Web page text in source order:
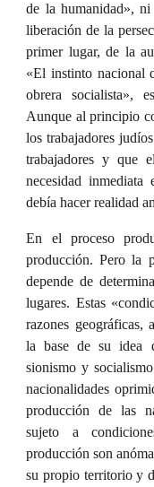
de la humanidad»,
liberación de la
primer lugar, de la
«El instinto nacional
obrera socialista»,
Aunque al principio
los trabajadores
trabajadores y que
necesidad
debía hacer realidad
En el proceso
producción. Pero la
depende de
lugares. Estas
razones geográficas,
la base de su idea
sionismo y
nacionalidades
producción de las
sujeto a
producción son
su propio territorio y